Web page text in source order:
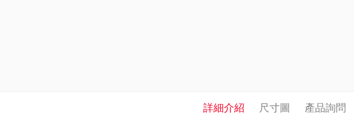
詳細介紹 尺寸圖 產品詢問